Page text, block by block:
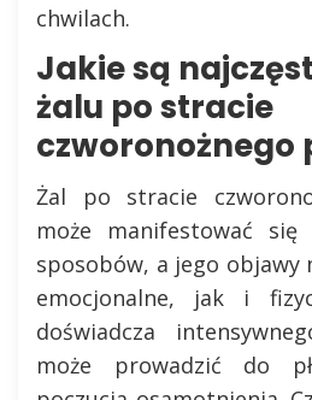
chwilach.
Jakie są
żalu po stracie
czworonożnego
Żal po stracie
może manifestować
sposobów, a jego objawy
emocjonalne, jak i
doświadcza
może prowadzić do